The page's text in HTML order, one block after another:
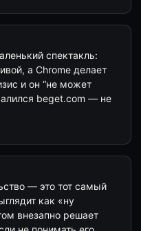
спектакль:
а Chrome делает
и он “не может
beget.com — не
— это тот самый
как «ну
внезапно решает